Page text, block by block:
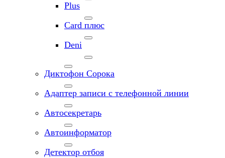
Plus
Card плюс
Deni
Диктофон Сорока
Адаптер записи с телефонной линии
Автосекретарь
Автоинформатор
Детектор отбоя